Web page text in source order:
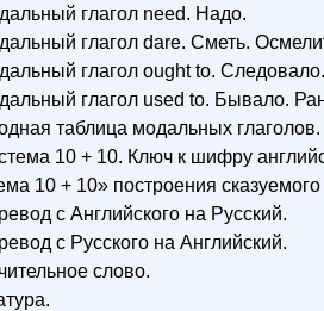
глагол need. Надо.
глагол dare. Сметь.
глагол ought to. Следовало.
глагол used to. Бывало.
таблица модальных
10 + 10. Ключ к шифру
10 + 10» построения сказуемого
с Английского на Русский.
с Русского на Английский.
слово.